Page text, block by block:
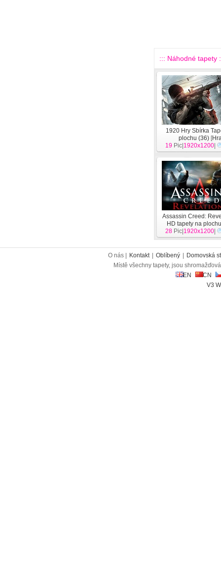
::: Náhodné tapety
1920 Hry Sbírka
plochu (36) [
19 Pic| 1920x1200
Assassin Creed:
HD tapety na plochu
28 Pic| 1920x1200
O nás | Kontakt Oblíbený
Domovská
Místě všechny tapety, jsou
EN
CN
V3